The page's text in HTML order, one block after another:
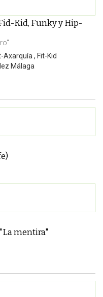
Kid, Funky y Hip-
Axarquía , Fit-Kid
Málaga
mentira"